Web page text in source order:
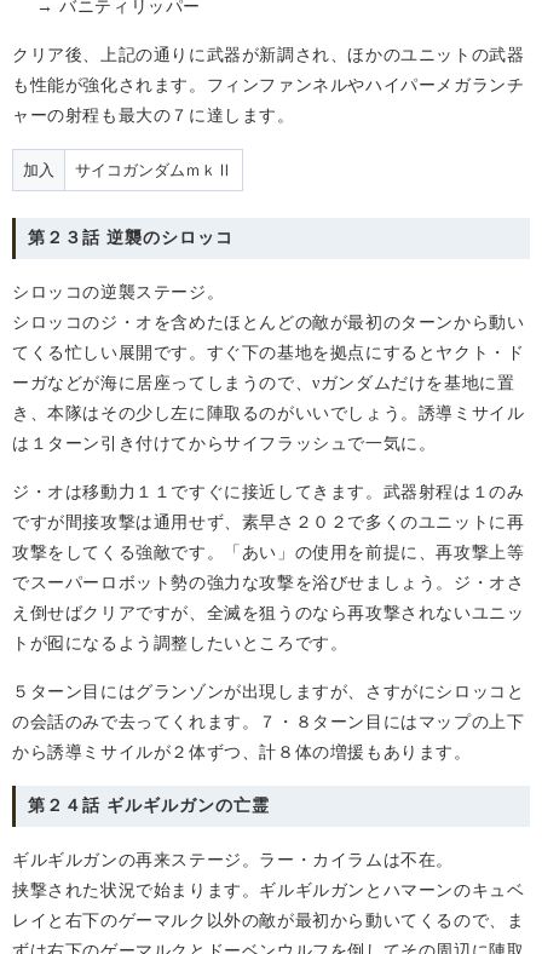
→ バニティリッパー
クリア後、上記の通りに武器が新調され、ほかのユニットの武器
も性能が強化されます。フィンファンネルやハイパーメガランチ
ャーの射程も最大の７に達します。
加入 サイコガンダムｍｋⅡ
第２３話 逆襲のシロッコ
シロッコの逆襲ステージ。
シロッコのジ・オを含めたほとんどの敵が最初のターンから動い
てくる忙しい展開です。すぐ下の基地を拠点にするとヤクト・ド
ーガなどが海に居座ってしまうので、νガンダムだけを基地に置
き、本隊はその少し左に陣取るのがいいでしょう。誘導ミサイル
は１ターン引き付けてからサイフラッシュで一気に。
ジ・オは移動力１１ですぐに接近してきます。武器射程は１のみ
ですが間接攻撃は通用せず、素早さ２０２で多くのユニットに再
攻撃をしてくる強敵です。「あい」の使用を前提に、再攻撃上等
でスーパーロボット勢の強力な攻撃を浴びせましょう。ジ・オさ
え倒せばクリアですが、全滅を狙うのなら再攻撃されないユニッ
トが囮になるよう調整したいところです。
５ターン目にはグランゾンが出現しますが、さすがにシロッコと
の会話のみで去ってくれます。７・８ターン目にはマップの上下
から誘導ミサイルが２体ずつ、計８体の増援もあります。
第２４話 ギルギルガンの亡霊
ギルギルガンの再来ステージ。ラー・カイラムは不在。
挟撃された状況で始まります。ギルギルガンとハマーンのキュベ
レイと右下のゲーマルク以外の敵が最初から動いてくるので、ま